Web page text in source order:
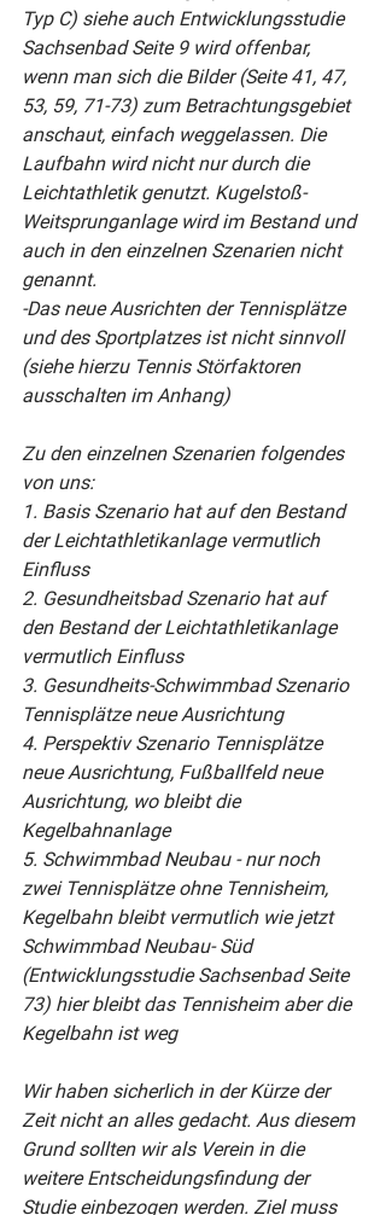
Typ C) siehe auch Entwicklungsstudie
Sachsenbad Seite 9 wird offenbar,
wenn man sich die Bilder (Seite 41, 47,
53, 59, 71-73) zum Betrachtungsgebiet
anschaut, einfach weggelassen. Die
Laufbahn wird nicht nur durch die
Leichtathletik genutzt. Kugelstoß-
Weitsprunganlage wird im Bestand und
auch in den einzelnen Szenarien nicht
genannt.
-Das neue Ausrichten der Tennisplätze
und des Sportplatzes ist nicht sinnvoll
(siehe hierzu Tennis Störfaktoren
ausschalten im Anhang)
Zu den einzelnen Szenarien folgendes
von uns:
1. Basis Szenario hat auf den Bestand
der Leichtathletikanlage vermutlich
Einfluss
2. Gesundheitsbad Szenario hat auf
den Bestand der Leichtathletikanlage
vermutlich Einfluss
3. Gesundheits-Schwimmbad Szenario
Tennisplätze neue Ausrichtung
4. Perspektiv Szenario Tennisplätze
neue Ausrichtung, Fußballfeld neue
Ausrichtung, wo bleibt die
Kegelbahnanlage
5. Schwimmbad Neubau - nur noch
zwei Tennisplätze ohne Tennisheim,
Kegelbahn bleibt vermutlich wie jetzt
Schwimmbad Neubau- Süd
(Entwicklungsstudie Sachsenbad Seite
73) hier bleibt das Tennisheim aber die
Kegelbahn ist weg
Wir haben sicherlich in der Kürze der
Zeit nicht an alles gedacht. Aus diesem
Grund sollten wir als Verein in die
weitere Entscheidungsfindung der
Studie einbezogen werden. Ziel muss